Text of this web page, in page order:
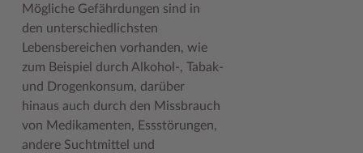
Wo Sie uns finden
Wunsch-Kennzeichen ↗
Zuständigkeitsfinder SH ↗
Social Media
Stellenangebote
Stormarninfo
Termine
Städte und Gemeinden
Wahlen im Kreis
Wappen und Geschichte
Wappenrolle
Tourismus
Umlandscout Hamburg
Vereine und Gruppen
Wälder und Moore
Mögliche Gefährdungen sind in
den unterschiedlichsten
Lebensbereichen vorhanden, wie
zum Beispiel durch Alkohol-, Tabak-
und Drogenkonsum, darüber
hinaus auch durch den Missbrauch
von Medikamenten, Essstörungen,
andere Suchtmittel und